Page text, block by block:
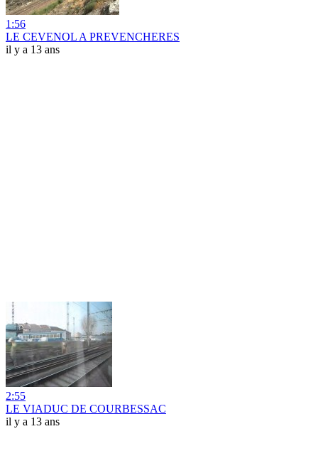
1:56
LE CEVENOL A PREVENCHERES
il y a 13 ans
2:55
LE VIADUC DE COURBESSAC
il y a 13 ans